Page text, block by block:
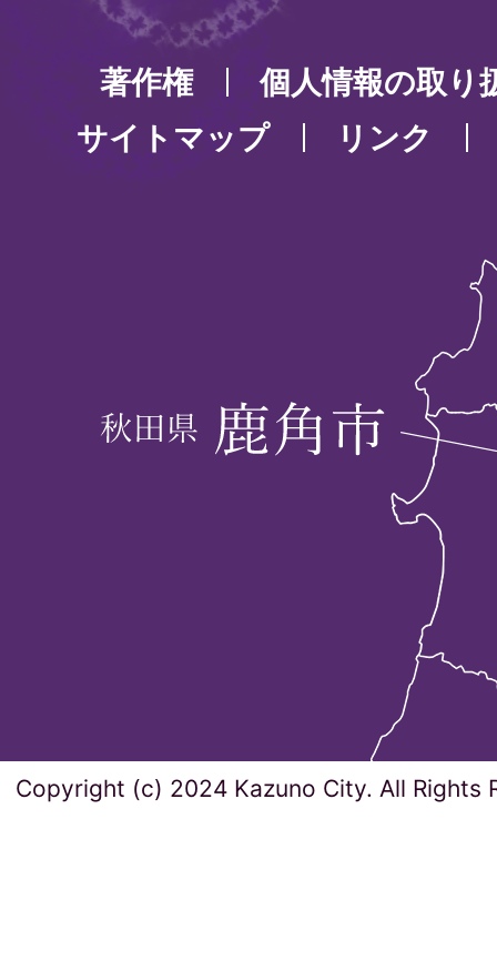
著作権
個人情報の取り
サイトマップ
リンク
Copyright (c) 2024 Kazuno City. All Rights